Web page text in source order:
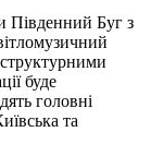
Південний Буг з
буде
головні
та